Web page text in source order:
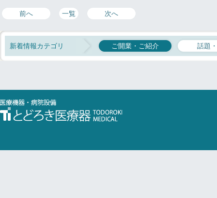
前へ 一覧 次へ
新着情報カテゴリ ご開業・ご紹介 話題